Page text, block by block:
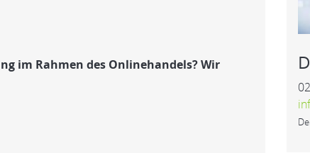
im Rahmen des Onlinehandels? Wir